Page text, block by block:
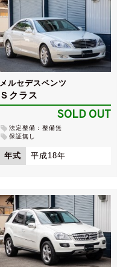
メルセデスベンツ
Ｓクラス
SOLD OUT
法定整備：整備無
保証無し
年式 平成18年